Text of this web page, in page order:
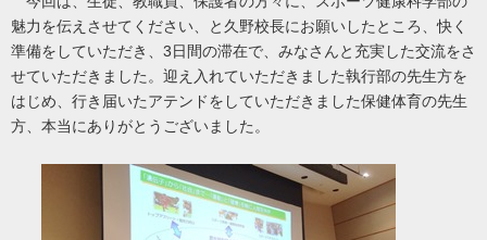
魅力を伝えさせてください、と久野校長にお願いしたところ、快く
準備をしていただき、3日間の滞在で、みなさんと充実した交流をさ
せていただきました。迎え入れていただきました執行部の先生方を
はじめ、行き届いたアテンドをしていただきました保健体育の先生
方、本当にありがとうございました。